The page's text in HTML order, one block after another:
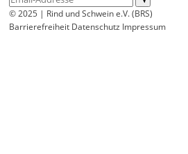
© 2025 | Rind und Schwein e.V. (BRS)
Barrierefreiheit Datenschutz Impressum